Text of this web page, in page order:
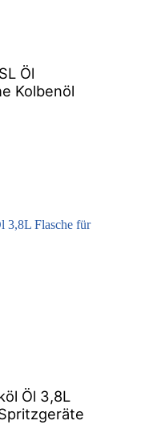
Öl
Kolbenöl
Öl 3,8L